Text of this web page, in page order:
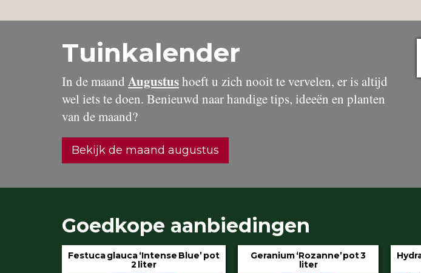
Tuinkalender
In de maand Augustushoeft u zich nooit te vervelen, er is altijd
wel iets te doen. Benieuwd naar handige tips, ideeën en planten
van de maand?
Bekijk de maand augustus
Goedkope aanbiedingen
glauca ‘Intense Blue’ pot
Geranium ‘Rozanne’ pot 3
Hydrangea
Annabelle’ pot